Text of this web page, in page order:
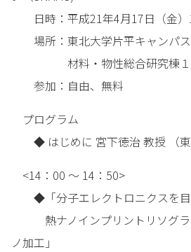
日時：平成21年4月17日（金）
場所：東北大学片平キャンパス
材料・物性総合研究棟１号
参加：自由、無料
プログラム
◆ はじめに 宮下徳治 教授 （東
<14：00 ～ 14：50>
◆「分子エレクトロニクスを目
熱ナノインプリントリソグラ
ノ加工」